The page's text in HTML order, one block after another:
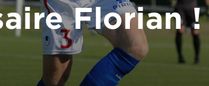
Florian !